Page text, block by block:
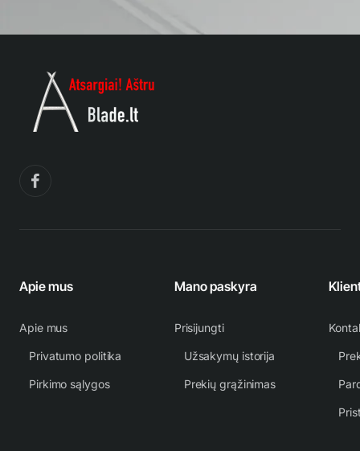
Apie mus
Apie mus
Privatumo politika
Pirkimo sąlygos
Mano paskyra
Prisijungti
Užsakymų istorija
Prekių grąžinimas